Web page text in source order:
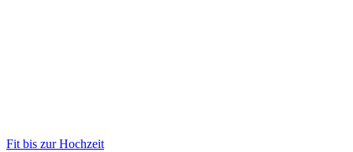
Fit bis zur Hochzeit